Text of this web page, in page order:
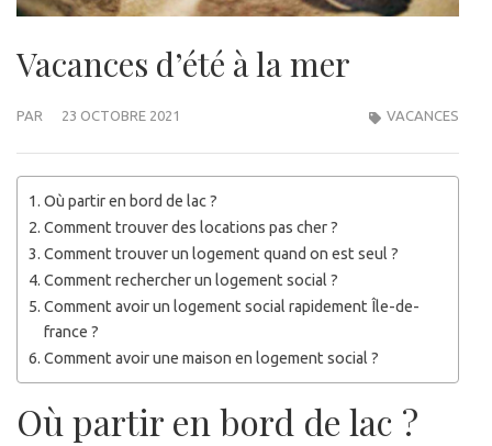
Vacances d’été à la mer
PAR 23 OCTOBRE 2021 VACANCES
Où partir en bord de lac ?
Comment trouver des locations pas cher ?
Comment trouver un logement quand on est seul ?
Comment rechercher un logement social ?
Comment avoir un logement social rapidement Île-de-
france ?
Comment avoir une maison en logement social ?
Où partir en bord de lac ?